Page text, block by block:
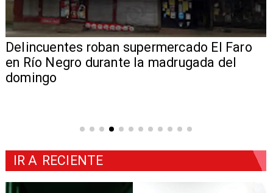
Delincuentes roban supermercado El Faro
en Río Negro durante la madrugada del
domingo
IR A RECIENTE